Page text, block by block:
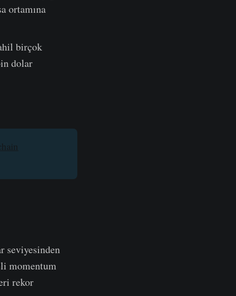
ortamına
birçok
dolar
seviyesinden
momentum
rekor